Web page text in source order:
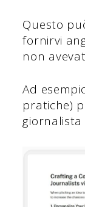
Questo
fornirvi
non
Ad
pratiche)
giornalista